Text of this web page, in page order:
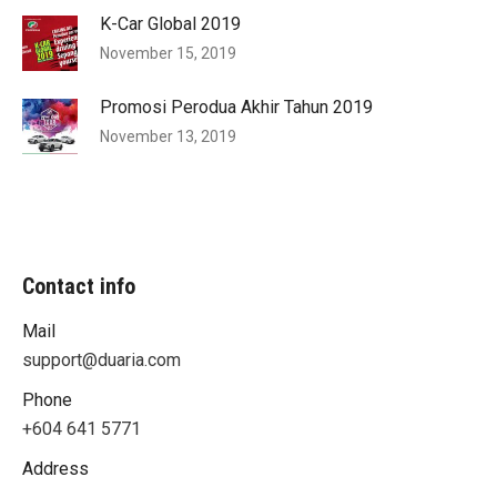
K-Car Global 2019
November 15, 2019
Promosi Perodua Akhir Tahun 2019
November 13, 2019
Contact info
Mail
support@duaria.com
Phone
+604 641 5771
Address